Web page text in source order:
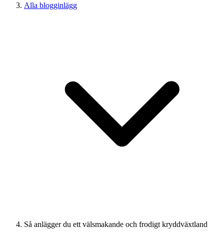
Alla blogginlägg
Så anlägger du ett välsmakande och frodigt kryddväxtland